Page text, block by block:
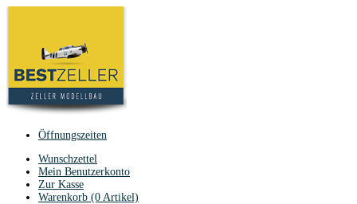
Öffnungszeiten
Wunschzettel
Mein Benutzerkonto
Zur Kasse
Warenkorb (0 Artikel)